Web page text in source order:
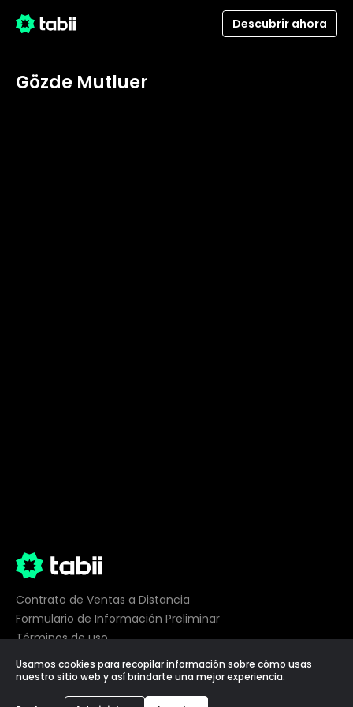
Descubrir ahora
Gözde Mutluer
Contrato de Ventas a Distancia
Formulario de Información Preliminar
Términos de uso
Privacidad
Preferencias de cookies
Usamos cookies para recopilar información sobre cómo usas
nuestro sitio web y así brindarte una mejor experiencia.